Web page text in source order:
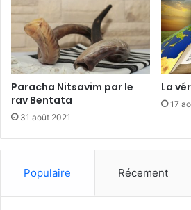
Paracha Nitsavim par le
rav Bentata
31 août 2021
La
17
Populaire Récement